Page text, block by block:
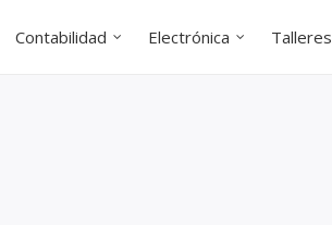
Contabilidad Electrónica Talleres